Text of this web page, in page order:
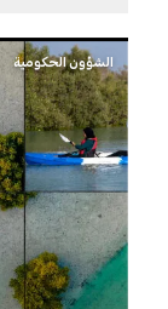
الشؤون الحكومية